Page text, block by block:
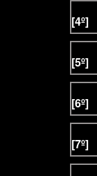
[4º]
[5º]
[6º]
[7º]